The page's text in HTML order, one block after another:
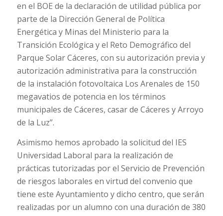
en el BOE de la declaración de utilidad pública por
parte de la Dirección General de Política
Energética y Minas del Ministerio para la
Transición Ecológica y el Reto Demográfico del
Parque Solar Cáceres, con su autorización previa y
autorización administrativa para la construcción
de la instalación fotovoltaica Los Arenales de 150
megavatios de potencia en los términos
municipales de Cáceres, casar de Cáceres y Arroyo
de la Luz”.
Asimismo hemos aprobado la solicitud del IES
Universidad Laboral para la realización de
prácticas tutorizadas por el Servicio de Prevención
de riesgos laborales en virtud del convenio que
tiene este Ayuntamiento y dicho centro, que serán
realizadas por un alumno con una duración de 380